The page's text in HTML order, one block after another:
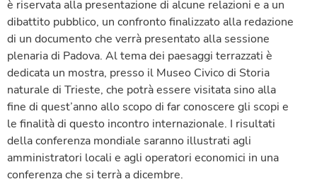
è riservata alla presentazione di alcune relazioni e a un
dibattito pubblico, un confronto finalizzato alla redazione
di un documento che verrà presentato alla sessione
plenaria di Padova. Al tema dei paesaggi terrazzati è
dedicata un mostra, presso il Museo Civico di Storia
naturale di Trieste, che potrà essere visitata sino alla
fine di quest’anno allo scopo di far conoscere gli scopi e
le finalità di questo incontro internazionale. I risultati
della conferenza mondiale saranno illustrati agli
amministratori locali e agli operatori economici in una
conferenza che si terrà a dicembre.